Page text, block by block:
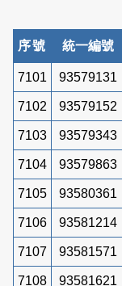
序號 統一編號
7101 93579131
7102 93579152
7103 93579343
7104 93579863
7105 93580361
7106 93581214
7107 93581571
7108 93581621